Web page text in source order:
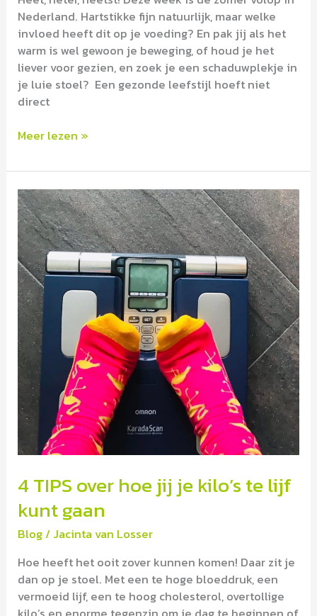
Nederland. Hartstikke fijn natuurlijk, maar welke
invloed heeft dit op je voeding? En pak jij als het
warm is wel gewoon je beweging, of houd je het
liever voor gezien, en zoek je een schaduwplekje in
je luie stoel? Een gezonde leefstijl hoeft niet
direct
Meer lezen »
4 TIPS over hoe jij je kilo’s te lijf
kunt gaan
Blog/ Jacinta van Losser
Hoe heeft het ooit zover kunnen komen! Daar zit je
dan op je stoel. Met een te hoge bloeddruk, een
vermoeid lijf, een te hoog cholesterol, overtollige
4
TIPS
over
hoe
jij
je
kilo’s
te
lijf
kunt
gaan